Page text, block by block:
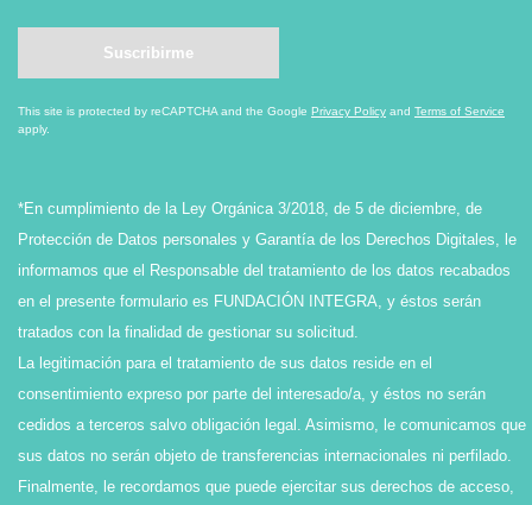
This site is protected by reCAPTCHA and the Google Privacy Policy and Terms of Service
apply.
*En cumplimiento de la Ley Orgánica 3/2018, de 5 de diciembre, de
Protección de Datos personales y Garantía de los Derechos Digitales, le
informamos que el Responsable del tratamiento de los datos recabados
en el presente formulario es FUNDACIÓN INTEGRA, y éstos serán
tratados con la finalidad de gestionar su solicitud.
La legitimación para el tratamiento de sus datos reside en el
consentimiento expreso por parte del interesado/a, y éstos no serán
cedidos a terceros salvo obligación legal. Asimismo, le comunicamos que
sus datos no serán objeto de transferencias internacionales ni perfilado.
Finalmente, le recordamos que puede ejercitar sus derechos de acceso,